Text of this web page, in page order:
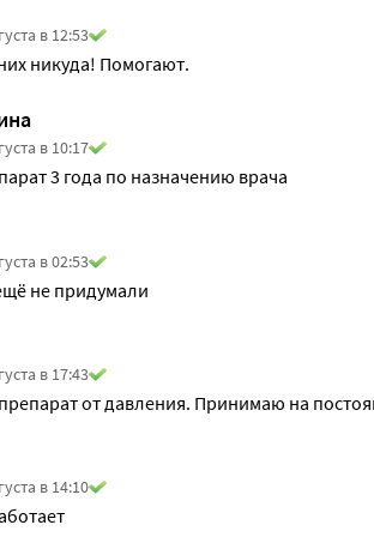
препарата Юперио в комбинации с
карведилолом,
и этинилэстрадиола клинически
с лечащим врачом или работником
лекарственный препарат к
с пищей и напитками
Юперио не зависит от времени
в 12:53
никуда! Помогают.
в 10:17
3 года по назначению врача
в 02:53
не придумали
в 17:43
от давления. Принимаю на
в 14:10